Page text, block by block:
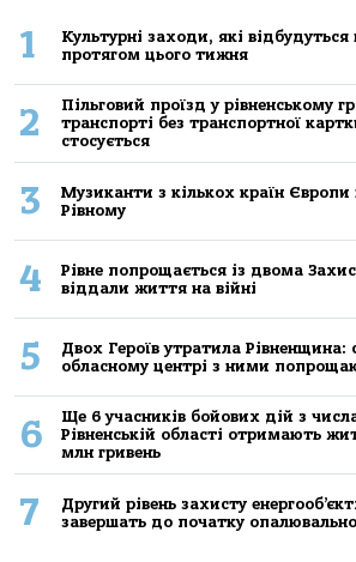
1
Культурні заходи, які відбудуться
протягом цього тижня
2
Пільговий проїзд у рівненському
транспорті без транспортної
стосується
3
Музиканти з кількох країн Європи
Рівному
4
Рівне попрощається із двома
віддали життя на війні
5
Двох Героїв утратила Рівненщина:
обласному центрі з ними
6
Ще 6 учасників бойових дій з
Рівненській області отримають
млн гривень
7
Другий рівень захисту
завершать до початку